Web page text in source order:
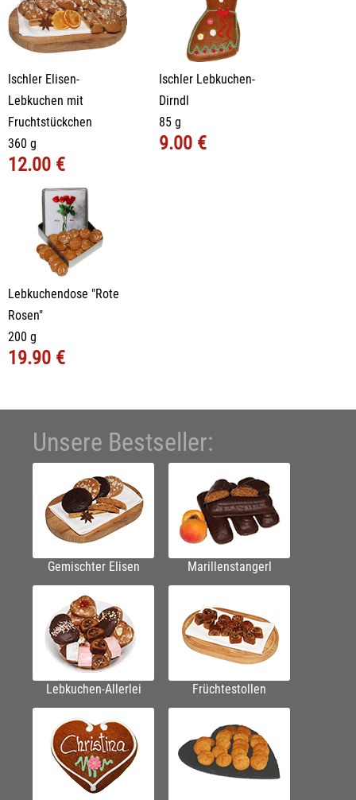
Ischler Elisen-
Lebkuchen mit
Fruchtstückchen
360 g
12.00 €
Ischler Lebkuchen-
Dirndl
85 g
9.00 €
Lebkuchendose "Rote
Rosen"
200 g
19.90 €
Unsere Bestseller:
Gemischter Elisen Marillenstangerl
Lebkuchen-Allerlei Früchtestollen